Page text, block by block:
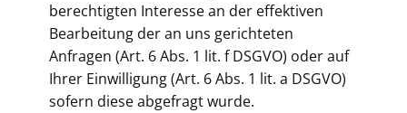
berechtigten Interesse an der effektiven
Bearbeitung der an uns gerichteten
Anfragen (Art. 6 Abs. 1 lit. f DSGVO) oder auf
Ihrer Einwilligung (Art. 6 Abs. 1 lit. a DSGVO)
sofern diese abgefragt wurde.